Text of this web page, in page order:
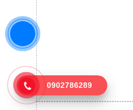
0902786289